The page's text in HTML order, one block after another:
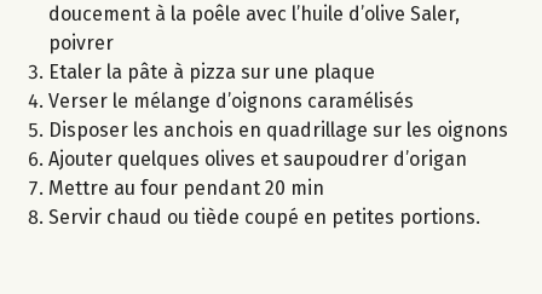
doucement à la poêle avec l’huile d’olive Saler,
poivrer
Etaler la pâte à pizza sur une plaque
Verser le mélange d’oignons caramélisés
Disposer les anchois en quadrillage sur les oignons
Ajouter quelques olives et saupoudrer d’origan
Mettre au four pendant 20 min
Servir chaud ou tiède coupé en petites portions.